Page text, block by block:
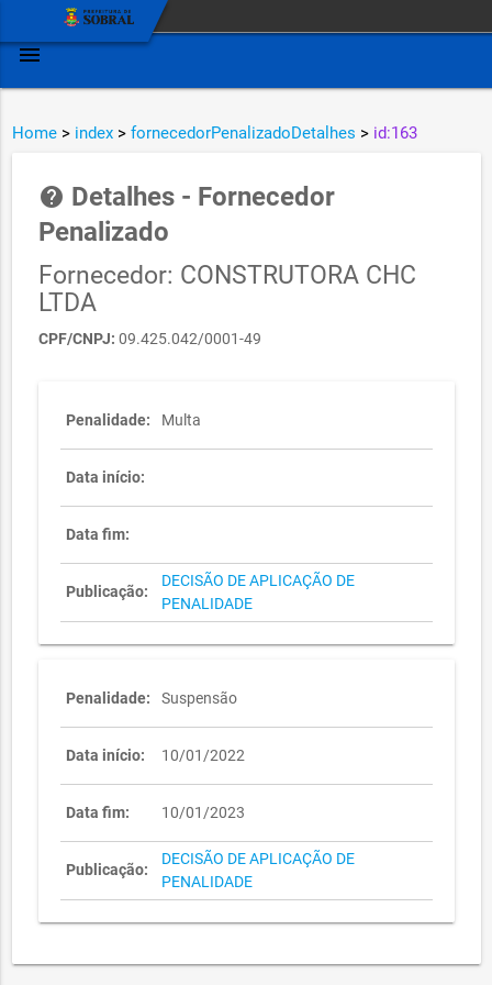
menu
Home > index > fornecedorPenalizadoDetalhes > id:163
help Detalhes - Fornecedor
Penalizado
Fornecedor: CONSTRUTORA CHC
LTDA
CPF/CNPJ: 09.425.042/0001-49
Penalidade: Multa
Data início:
Data fim:
Publicação:
DECISÃO DE APLICAÇÃO DE
PENALIDADE
Penalidade: Suspensão
Data início: 10/01/2022
Data fim: 10/01/2023
Publicação:
DECISÃO DE APLICAÇÃO DE
PENALIDADE